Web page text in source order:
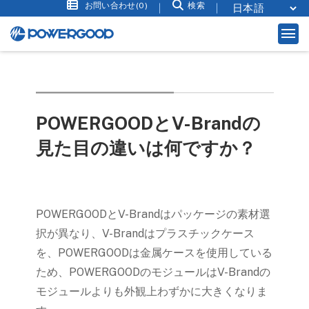
お問い合わせ(0) 検索
POWERGOODとV-Brandの
見た目の違いは何ですか？
POWERGOODとV-Brandはパッケージの素材選
択が異なり、V-Brandはプラスチックケース
を、POWERGOODは金属ケースを使用している
ため、POWERGOODのモジュールはV-Brandの
モジュールよりも外観上わずかに大きくなりま